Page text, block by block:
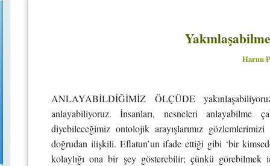
Harun
ANLAYABİLDİĞİMİZ ÖLÇÜDE
anlayabiliyoruz. İnsanları, nesneleri anlayabilme
diyebileceğimiz ontolojik arayışlarımız
doğrudan ilişkili. Eflatun’un ifade ettiği gibi ‘bir
kolaylığı ona bir şey gösterebilir; çünkü görebilmek